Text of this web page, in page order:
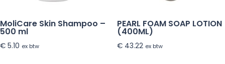
MoliCare Skin Shampoo –
500 ml
€ 5.10 ex btw
PEARL FOAM SOAP LOTION
(400ML)
€43.22 ex btw